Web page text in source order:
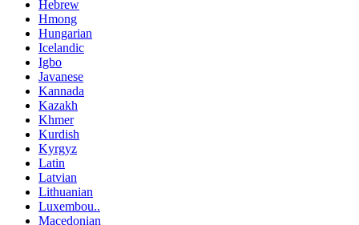
Hebrew
Hmong
Hungarian
Icelandic
Igbo
Javanese
Kannada
Kazakh
Khmer
Kurdish
Kyrgyz
Latin
Latvian
Lithuanian
Luxembou..
Macedonian